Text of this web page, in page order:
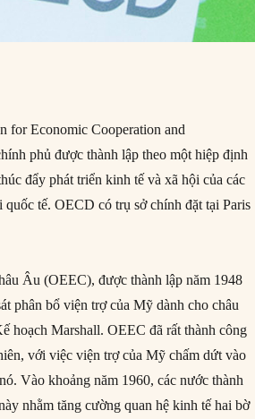
for Economic Cooperation and
phủ được thành lập theo một hiệp định
đẩy phát triển kinh tế và xã hội của các
tế. OECD có trụ sở chính đặt tại Paris
Âu (OEEC), được thành lập năm 1948
phân bổ viện trợ của Mỹ dành cho châu
hoạch Marshall. OEEC đã rất thành công
với việc viện trợ của Mỹ chấm dứt vào
Vào khoảng năm 1960, các nước thành
nhằm tăng cường quan hệ kinh tế hai bờ